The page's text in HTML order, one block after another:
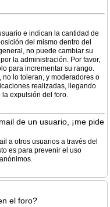
e indican la cantidad de
del mismo dentro del
no puede cambiar su
la administración. Por favor,
para incrementar su rango.
no lo toleran, y moderadores o
realizadas, llegando
la expulsión del foro.
de un usuario, ¡me pide
a otros usuarios a través del
es para prevenir el uso
el foro?